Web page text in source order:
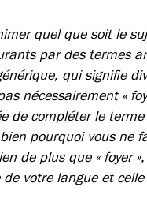
quel que soit le
par des termes
qui signifie
nécessairement «
de compléter le
pourquoi vous ne
de plus que « foyer
votre langue et